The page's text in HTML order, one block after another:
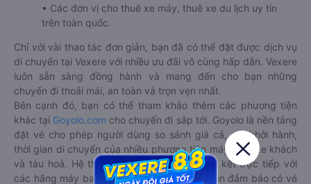
• Các đơn vị cho thuê xe máy, thuê xe du lịch uy tín
trên toàn quốc.
Chỉ với vài thao tác đơn giản, bạn đã có thể đặt được dịch vụ
di chuyển tại Vexere với nhiều ưu đãi vô cùng hấp dẫn. Vexere
luôn sẵn sàng đồng hành và mang đến cho bạn những
chuyến đi thoải mái, an toàn và trọn vẹn nhất.
Bên cạnh đó, bạn có thể tham khảo thêm các phương tiện
khác tại Goyolo.com cho chuyến đi sắp tới. Goyolo là nền tảng
đặt vé cho phép người dùng so sánh giá cả, giờ khởi hành,
thời gian di chuyển của nhiều phương tiện máy bay, xe khách
và tàu hoả. Hệ thống của Goyolo được liên kết trực tiếp với
các hãng máy bay, xe khách và tàu hoả, luôn đảm bảo có vé